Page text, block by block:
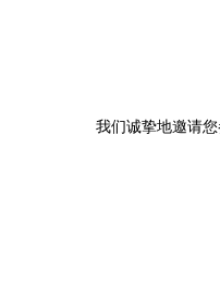
我们诚挚地邀请您